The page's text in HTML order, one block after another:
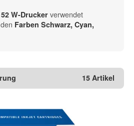
W-Drucker verwendet
Farben Schwarz, Cyan,
15 Artikel